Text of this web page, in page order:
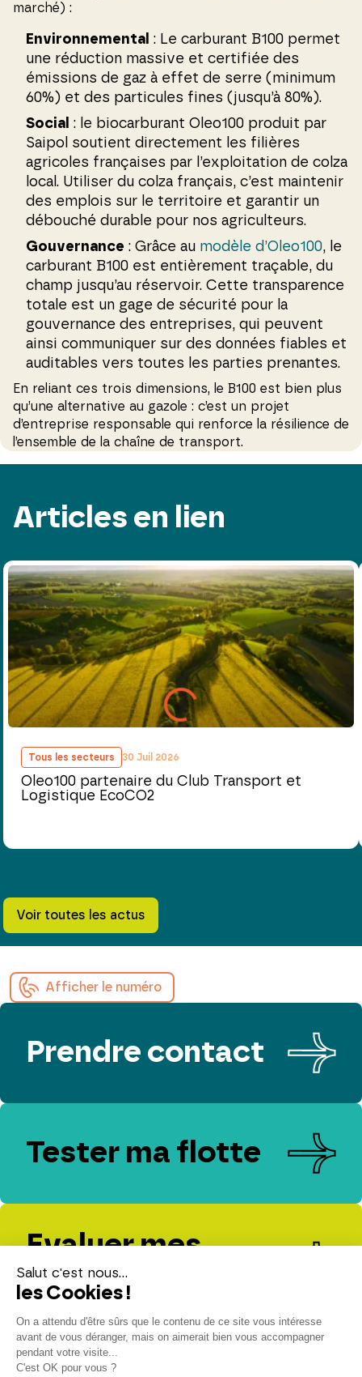
marché) :
Environnemental : Le carburant B100 permet
une réduction massive et certifiée des
émissions de gaz à effet de serre (minimum
60%) et des particules fines (jusqu’à 80%).
Social : le biocarburant Oleo100 produit par
Saipol soutient directement les filières
agricoles françaises par l’exploitation de colza
local. Utiliser du colza français, c’est maintenir
des emplois sur le territoire et garantir un
débouché durable pour nos agriculteurs.
Gouvernance : Grâce au modèle d’Oleo100, le
carburant B100 est entièrement traçable, du
champ jusqu’au réservoir. Cette transparence
totale est un gage de sécurité pour la
gouvernance des entreprises, qui peuvent
ainsi communiquer sur des données fiables et
auditables vers toutes les parties prenantes.
En reliant ces trois dimensions, le B100 est bien plus
qu’une alternative au gazole : c’est un projet
d’entreprise responsable qui renforce la résilience de
l’ensemble de la chaîne de transport.
Articles en lien
Tous les secteurs 30 Juil 2026
Oleo100 partenaire du Club Transport et
Logistique EcoCO2
Voir toutes les actus
Afficher le numéro
Prendre contact
Tester ma flotte
Evaluer mes
émissions de CO₂
Espace presse
Espace client
Contact
Nous rejoindre